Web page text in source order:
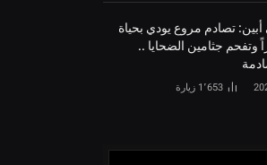
تصادم مروع يودي بحياة
وتفحم جثامين الضحايا ..
1٬653 زيارة